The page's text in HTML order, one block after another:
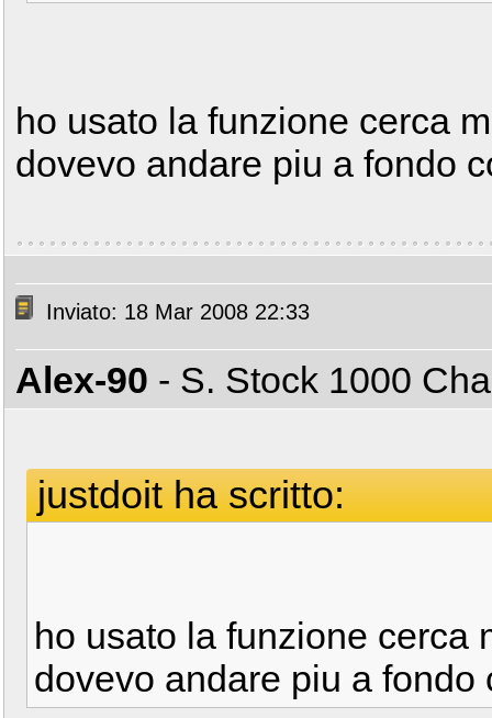
ho usato la funzione cerca
dovevo andare piu a fondo
Inviato: 18 Mar 2008 22:33
Alex-90 - S. Stock 1000
justdoit ha scritto:
ho usato la funzione cerca
dovevo andare piu a